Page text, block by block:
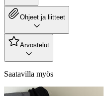
Ohjeet ja liitteet
Arvostelut
Saatavilla myös